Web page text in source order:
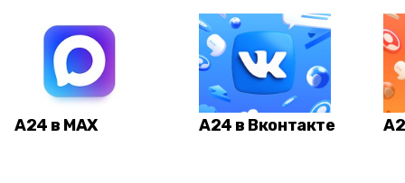
А24 в MAX А24 в Вконтакте